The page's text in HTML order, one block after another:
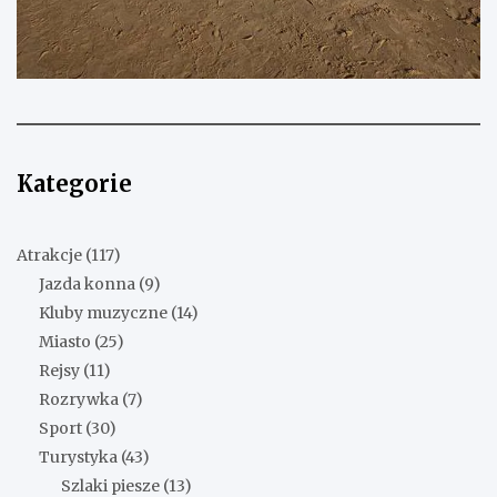
Kategorie
Atrakcje (117)
Jazda konna (9)
Kluby muzyczne (14)
Miasto (25)
Rejsy (11)
Rozrywka (7)
Sport (30)
Turystyka (43)
Szlaki piesze (13)